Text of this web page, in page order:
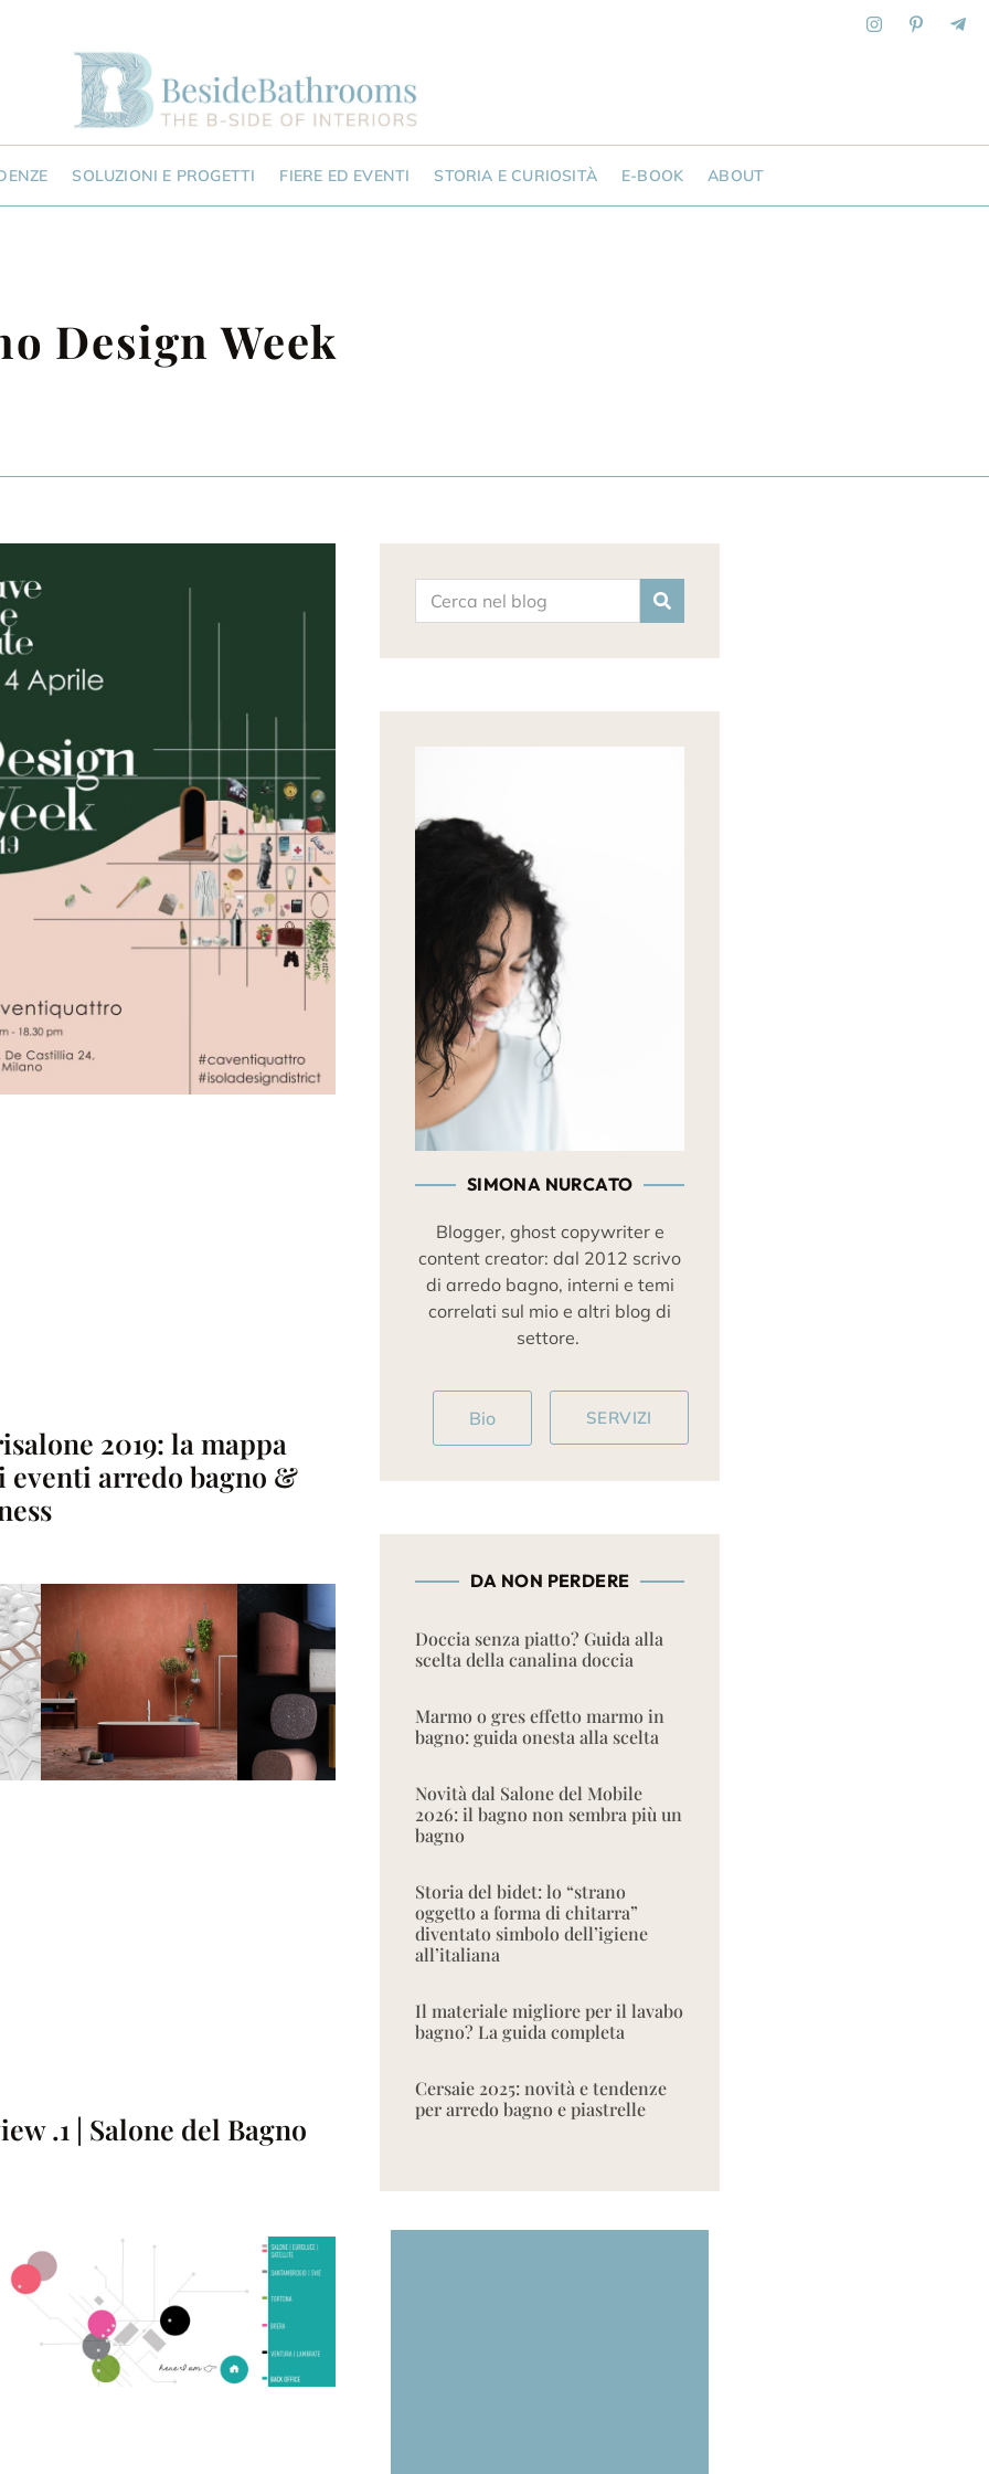
SOLUZIONI E PROGETTI FIERE ED EVENTI STORIA E CURIOSITÀ E-BOOK ABOUT
Design Week
2019: la mappa
eventi arredo bagno &
.1 | Salone del Bagno
SIMONA NURCATO
Blogger, ghost copywriter e
content creator: dal 2012 scrivo
di arredo bagno, interni e temi
correlati sul mio e altri blog di
settore.
Bio SERVIZI
DA NON PERDERE
Doccia senza piatto? Guida alla
scelta della canalina doccia
Marmo o gres effetto marmo in
bagno: guida onesta alla scelta
Novità dal Salone del Mobile
2026: il bagno non sembra più un
bagno
Storia del bidet: lo “strano
oggetto a forma di chitarra”
diventato simbolo dell’igiene
all’italiana
Il materiale migliore per il lavabo
bagno? La guida completa
Cersaie 2025: novità e tendenze
per arredo bagno e piastrelle